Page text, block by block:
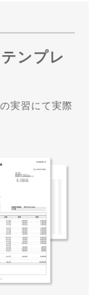
ンプレ
実習にて実際